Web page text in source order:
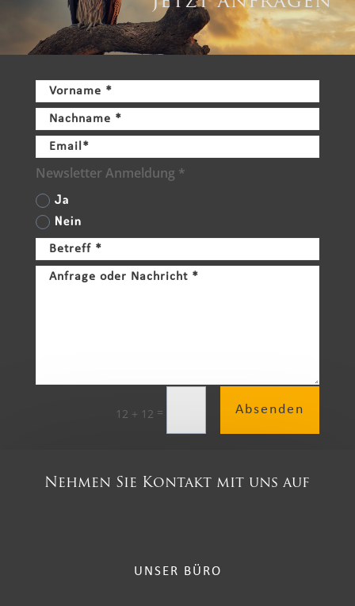
Newsletter Anmeldung *
Ja
Nein
12 + 12 = Absenden
Nehmen Sie Kontakt mit uns auf
UNSER BÜRO